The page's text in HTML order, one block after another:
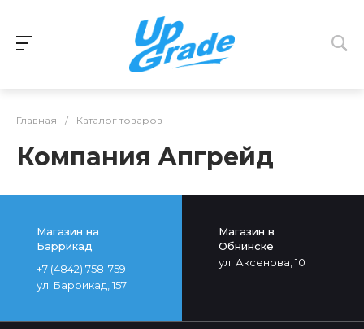
Главная / Каталог товаров
Компания Апгрейд
Магазин на
Баррикад
+7 (4842) 758-759
ул. Баррикад, 157
Магазин в
Обнинске
ул. Аксенова, 10